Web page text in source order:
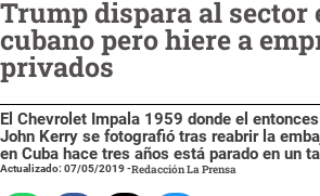
Trump dispara al sector
cubano pero hiere a
privados
El Chevrolet Impala 1959 donde el
John Kerry se fotografió tras reabrir la
en Cuba hace tres años está parado en un
Actualizado: 07/05/2019-Redacción La Prensa